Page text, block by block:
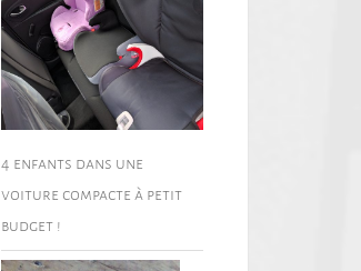
4 enfants dans une
voiture compacte à petit
budget !